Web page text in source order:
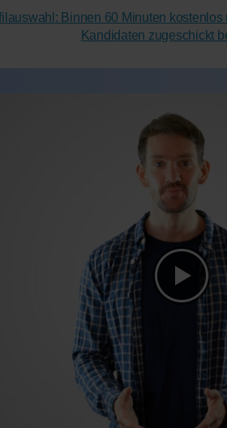
Binnen 60 Minuten
Kandidaten zugeschickt